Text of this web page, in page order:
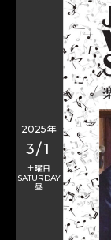
2025年
3/1
土曜日
SATURDAY
昼